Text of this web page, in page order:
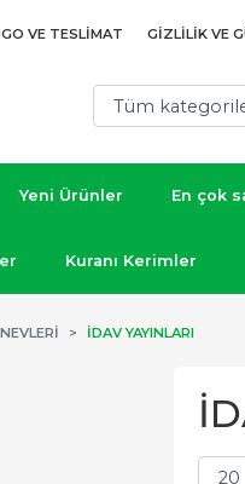
VE TESLIMAT GIZLILIK VE
Yeni Ürünler En çok
Kuranı Kerimler
İDAV YAYINLARI